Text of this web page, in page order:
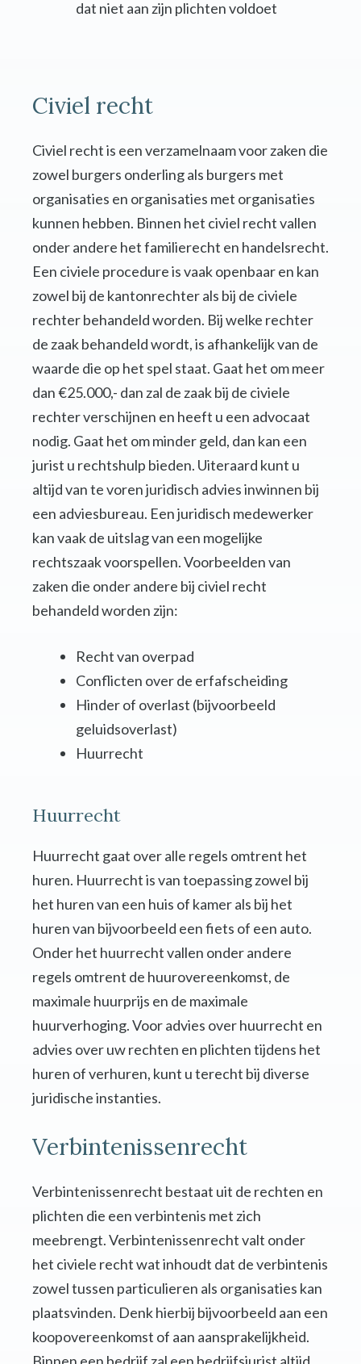
dat niet aan zijn plichten voldoet
Civiel recht
Civiel recht is een verzamelnaam voor zaken die
zowel burgers onderling als burgers met
organisaties en organisaties met organisaties
kunnen hebben. Binnen het civiel recht vallen
onder andere het familierecht en handelsrecht.
Een civiele procedure is vaak openbaar en kan
zowel bij de kantonrechter als bij de civiele
rechter behandeld worden. Bij welke rechter
de zaak behandeld wordt, is afhankelijk van de
waarde die op het spel staat. Gaat het om meer
dan €25.000,- dan zal de zaak bij de civiele
rechter verschijnen en heeft u een advocaat
nodig. Gaat het om minder geld, dan kan een
jurist u rechtshulp bieden. Uiteraard kunt u
altijd van te voren juridisch advies inwinnen bij
een adviesbureau. Een juridisch medewerker
kan vaak de uitslag van een mogelijke
rechtszaak voorspellen. Voorbeelden van
zaken die onder andere bij civiel recht
behandeld worden zijn:
Recht van overpad
Conflicten over de erfafscheiding
Hinder of overlast (bijvoorbeeld
geluidsoverlast)
Huurrecht
Huurrecht
Huurrecht gaat over alle regels omtrent het
huren. Huurrecht is van toepassing zowel bij
het huren van een huis of kamer als bij het
huren van bijvoorbeeld een fiets of een auto.
Onder het huurrecht vallen onder andere
regels omtrent de huurovereenkomst, de
maximale huurprijs en de maximale
huurverhoging. Voor advies over huurrecht en
advies over uw rechten en plichten tijdens het
huren of verhuren, kunt u terecht bij diverse
juridische instanties.
Verbintenissenrecht
Verbintenissenrecht bestaat uit de rechten en
plichten die een verbintenis met zich
meebrengt. Verbintenissenrecht valt onder
het civiele recht wat inhoudt dat de verbintenis
zowel tussen particulieren als organisaties kan
plaatsvinden. Denk hierbij bijvoorbeeld aan een
koopovereenkomst of aan aansprakelijkheid.